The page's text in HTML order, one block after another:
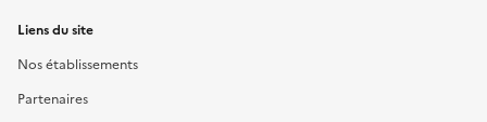
Liens du site
Nos établissements
Partenaires